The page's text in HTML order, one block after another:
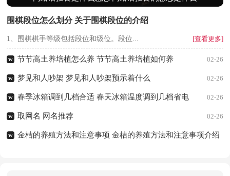
围棋段位怎么划分 关于围棋段位的介绍
1、围棋棋手等级包括段位和级位。段位... [查看更多]
w 节节高土养培植怎么养 节节高土养培植如何养 02-26
w 梦见和人吵架 梦见和人吵架预示着什么 02-26
w 春季冰箱调到几档合适 春天冰箱温度调到几档省电 02-26
w 取网名 网名推荐 02-26
w 金桔的养殖方法和注意事项 金桔的养殖方法和注意事项介绍